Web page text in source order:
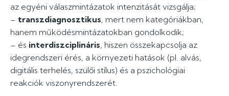
az egyéni válaszmintázatok intenzitását vizsgálja;
– transzdiagnosztikus, mert nem kategóriákban,
hanem működésmintázatokban gondolkodik;
– és interdiszciplináris, hiszen összekapcsolja az
idegrendszeri érés, a környezeti hatások (pl. alvás,
digitális terhelés, szülői stílus) és a pszichológiai
reakciók viszonyrendszerét.